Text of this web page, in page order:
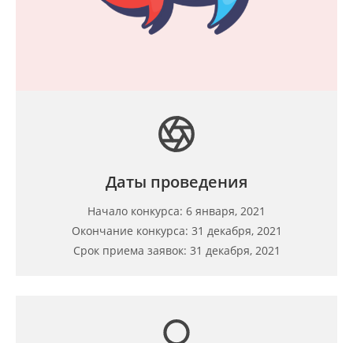
Даты проведения
Начало конкурса: 6 января, 2021
Окончание конкурса: 31 декабря, 2021
Срок приема заявок: 31 декабря, 2021